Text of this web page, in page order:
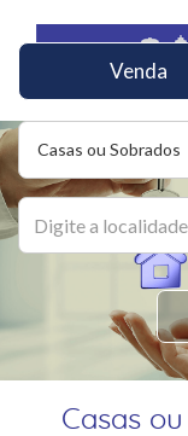
Casas ou Sobrados
Venda
Casas